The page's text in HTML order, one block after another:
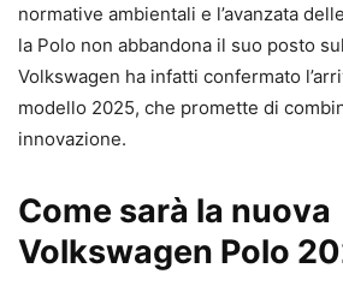
normative ambientali e l’avanzata
la Polo non abbandona il suo posto
Volkswagen ha infatti confermato
modello 2025, che promette di
innovazione.
Come sarà la nuova
Volkswagen Polo